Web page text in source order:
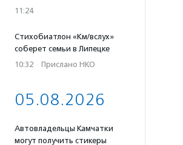
11:24
Стихобиатлон «Км/вслух»
соберет семьи в Липецке
10:32 · Прислано НКО
05.08.2026
Автовладельцы Камчатки
могут получить стикеры